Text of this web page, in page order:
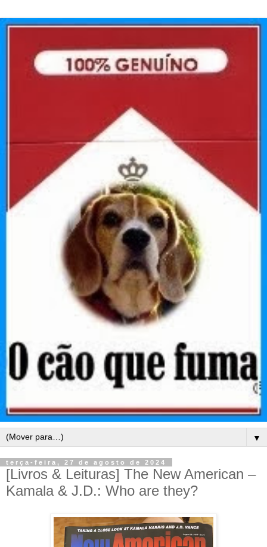
▼
terça-feira, 27 de agosto de 2024
[Livros & Leituras] The New American –
Kamala & J.D.: Who are they?